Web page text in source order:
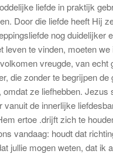
liefde in praktijk
Door die liefde heeft Hij
nog duidelijker
te vinden, moeten
vreugde, van echt
die zonder te begrijpen
ze liefhebben. Jezus
de innerlijke
ertoe .drijft zich te
vandaag: houdt dat
jullie mogen weten, dat ik